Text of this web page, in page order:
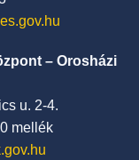
– Orosházi
u. 2-4.
mellék